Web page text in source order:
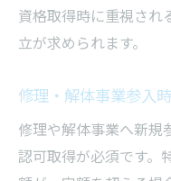
資格取得時に重視され
立が求められます。
修理・解体事業参入
修理や解体事業へ新規
認可取得が必須です。